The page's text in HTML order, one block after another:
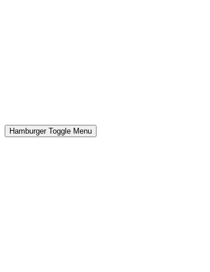
Hamburger Toggle Menu